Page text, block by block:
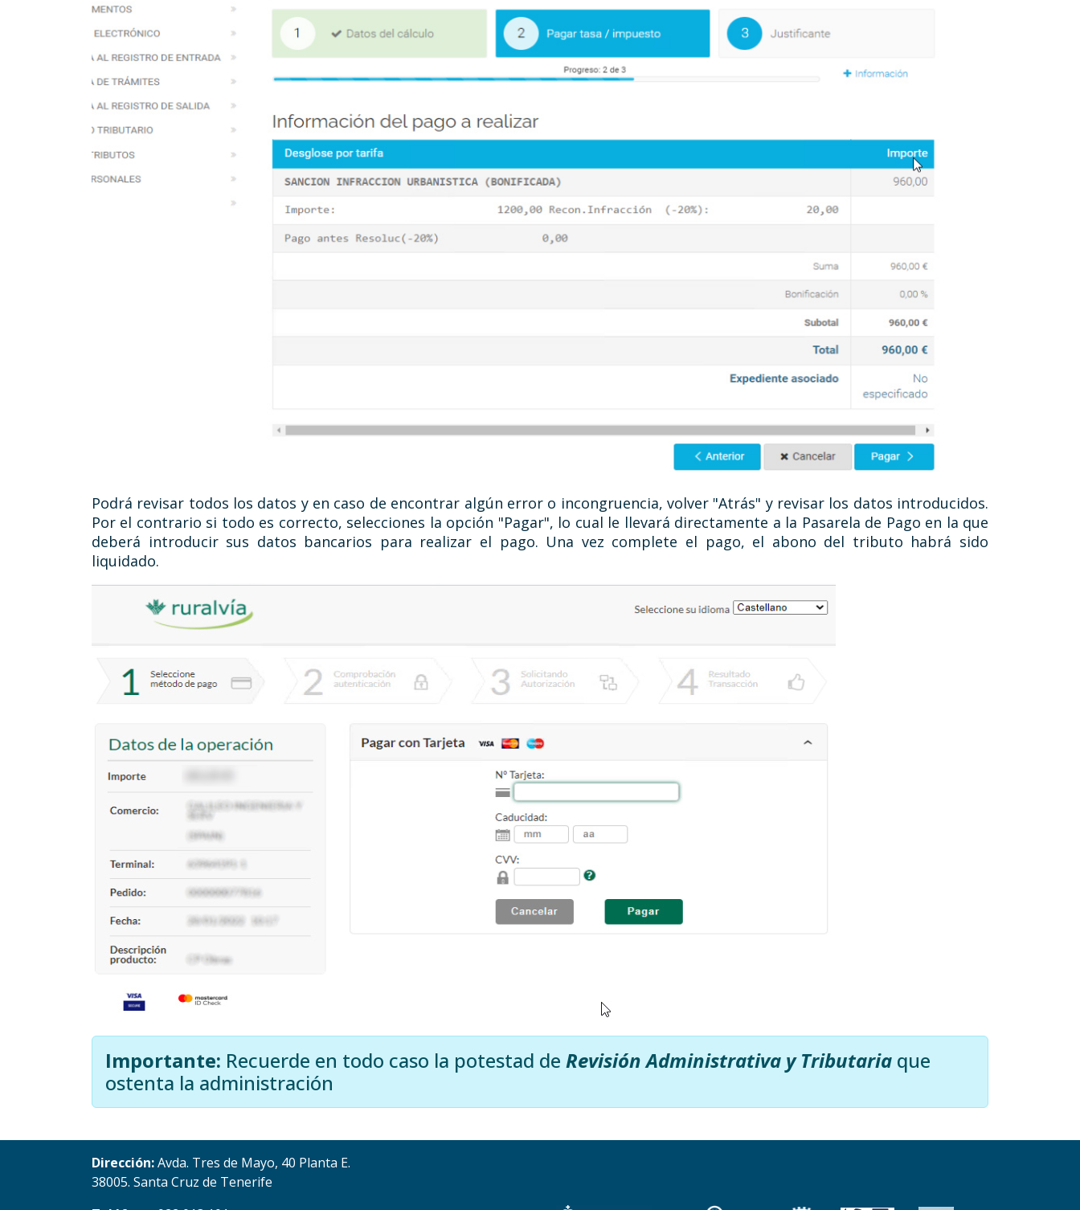
Podrá revisar todos los datos y en caso de encontrar algún error o incongruencia, volver "Atrás" y revisar los datos introducidos.
Por el contrario si todo es correcto, selecciones la opción "Pagar", lo cual le llevará directamente a la Pasarela de Pago en la que
deberá introducir sus datos bancarios para realizar el pago. Una vez complete el pago, el abono del tributo habrá sido
liquidado.
Importante: Recuerde en todo caso la potestad de Revisión Administrativa y Tributaria que
ostenta la administración
Dirección:Avda. Tres de Mayo, 40 Planta E.
38005. Santa Cruz de Tenerife